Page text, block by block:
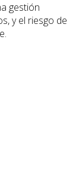
gestión
y el riesgo de